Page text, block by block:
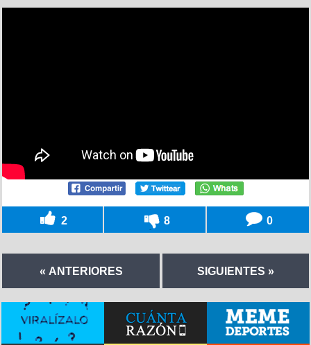
2 8 0
« ANTERIORES SIGUIENTES »